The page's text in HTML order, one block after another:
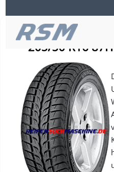
Uniroyal MS
– 205/50 R16